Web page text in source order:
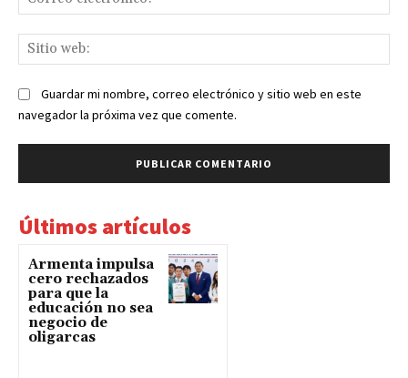
Guardar mi nombre, correo electrónico y sitio web en este
navegador la próxima vez que comente.
Últimos artículos
Armenta impulsa
cero rechazados
para que la
educación no sea
negocio de
oligarcas